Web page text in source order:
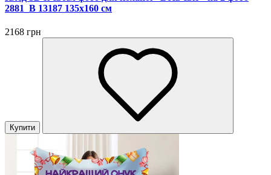
2881_B 13187 135х160 см
2168 грн
Купити